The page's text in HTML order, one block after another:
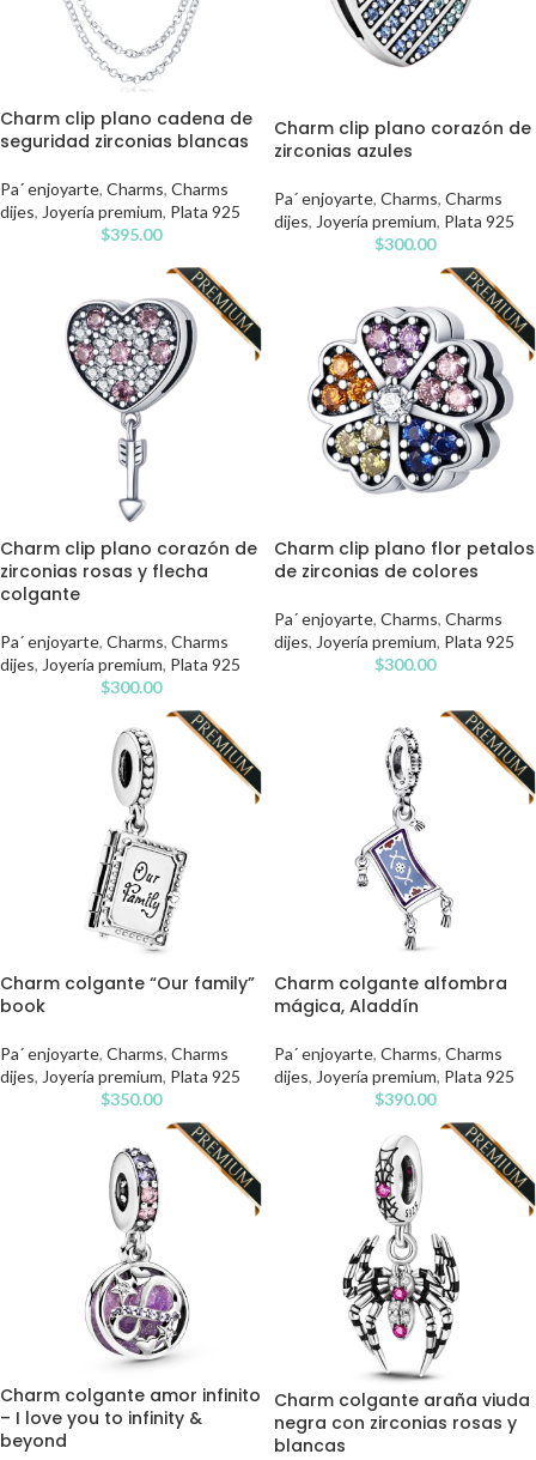
Charm clip plano cadena de
seguridad zirconias blancas
Pa´ enjoyarte, Charms, Charms
dijes, Joyería premium, Plata 925
$395.00
Charm clip plano corazón de
zirconias azules
Pa´ enjoyarte, Charms, Charms
dijes, Joyería premium, Plata 925
$300.00
Charm clip plano corazón de
zirconias rosas y flecha
colgante
Pa´ enjoyarte, Charms, Charms
dijes, Joyería premium, Plata 925
$300.00
Charm clip plano flor petalos
de zirconias de colores
Pa´ enjoyarte, Charms, Charms
dijes, Joyería premium, Plata 925
$300.00
Charm colgante “Our family”
book
Pa´ enjoyarte, Charms, Charms
dijes, Joyería premium, Plata 925
$350.00
Charm colgante alfombra
mágica, Aladdín
Pa´ enjoyarte, Charms, Charms
dijes, Joyería premium, Plata 925
$390.00
Charm colgante amor infinito
– I love you to infinity &
beyond
Charm colgante araña viuda
negra con zirconias rosas y
blancas